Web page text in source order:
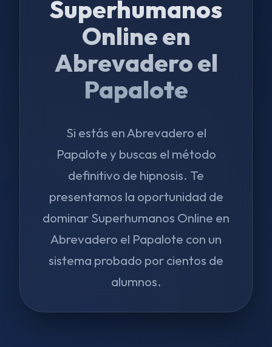
Superhumanos
Online en
Abrevadero el
Papalote
Si estás en Abrevadero el
Papalote y buscas el método
definitivo de hipnosis. Te
presentamos la oportunidad de
dominar Superhumanos Online en
Abrevadero el Papalote con un
sistema probado por cientos de
alumnos.